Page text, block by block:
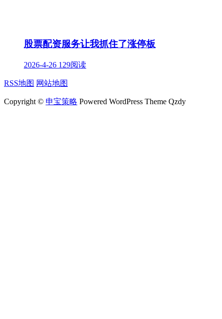
股票配资服务让我抓住了涨停板
2026-4-26 129阅读
RSS地图 网站地图
Copyright © 申宝策略 Powered WordPress Theme Qzdy